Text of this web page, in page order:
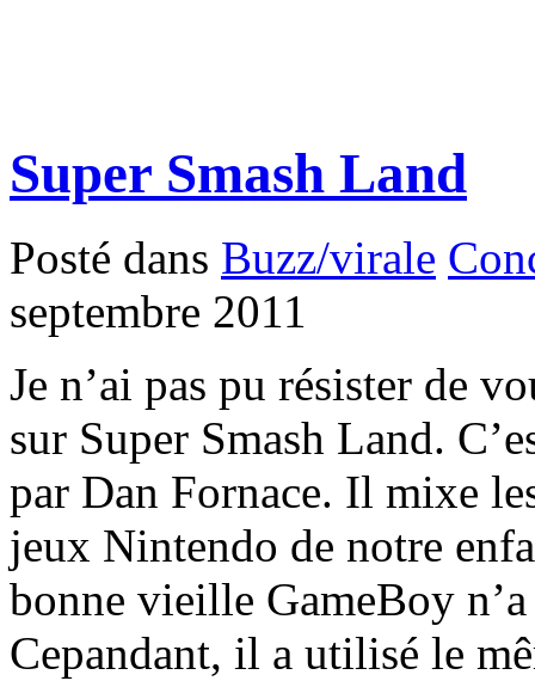
Super Smash Land
Posté dans Buzz/virale
septembre 2011
Je n’ai pas pu résister de
sur Super Smash Land.
par Dan Fornace. Il mixe
jeux Nintendo de notre
bonne vieille GameBoy
Cepandant, il a utilisé le